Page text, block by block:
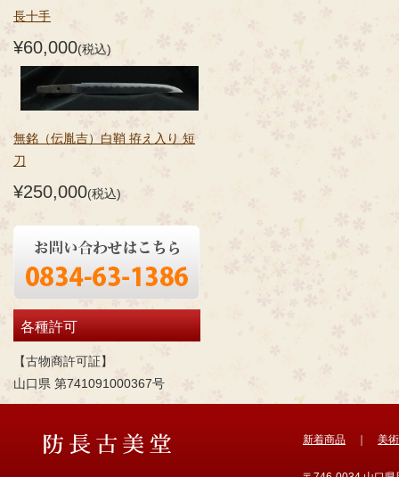
長十手
¥60,000(税込)
無銘（伝胤吉）白鞘 拵え入り 短
刀
¥250,000(税込)
各種許可
【古物商許可証】
山口県 第741091000367号
新着商品 美